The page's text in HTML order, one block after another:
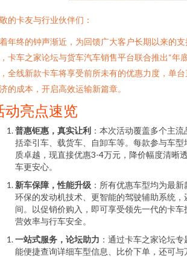
的卡友与行业伙伴们：
年终的钟声渐近，为回馈广大客户长期以来的
卡车之家论坛与货车汽车销售平台联合推出“年
全线新款卡车将享受前所未有的优惠力度，单
的成本，开启高效运输新篇章。
动亮点速览
普惠钜惠，真实让利 ：本次活动覆盖多个主
括牵引车、载货车、自卸车等。每款参与车
质卓越，现直接优惠3-4万元，降价幅度清晰
车更安心。
新车保障，性能升级 ：所有优惠车型均为最
环保的发动机技术、更智能的驾驶辅助系统
间。以促销价购入，即可享受领先一代的卡
营效率与行车安全。
一站式服务，论坛助力 ：通过卡车之家论坛
能便捷查询详细车型信息、比价下单，还可